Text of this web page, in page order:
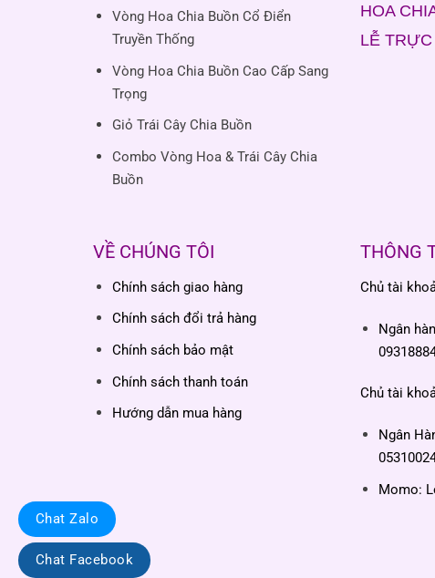
Vòng Hoa Chia Buồn Cổ Điển
Truyền Thống
Vòng Hoa Chia Buồn Cao Cấp Sang
Trọng
Giỏ Trái Cây Chia Buồn
Combo Vòng Hoa & Trái Cây Chia
Buồn
HOA
LỄ
VỀ CHÚNG TÔI
Chính sách giao hàng
Chính sách đổi trả hàng
Chính sách bảo mật
Chính sách thanh toán
Hướng dẫn mua hàng
THÔNG
Chủ tài
Ngân
Chủ tài
Ngân
Momo:
Chat Zalo
Chat Facebook